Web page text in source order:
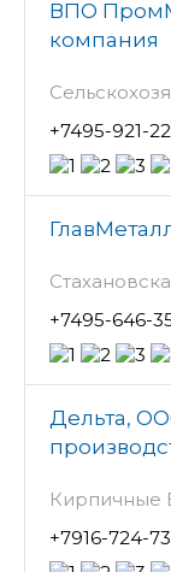
ВПО
компания
+7495-921-
+7495-646-
Дельта,
Кирпичные
+7916-724-